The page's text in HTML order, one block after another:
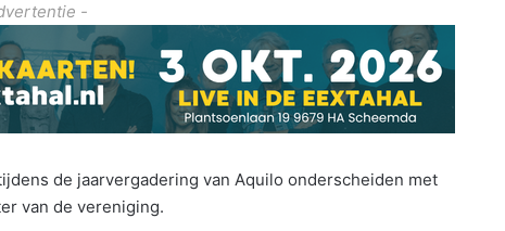
-
de jaarvergadering van Aquilo onderscheiden met
van de vereniging.